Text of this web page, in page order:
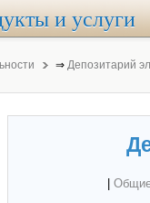
и услуги
⇒ Депозитарий